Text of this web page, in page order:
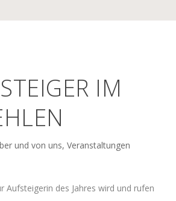
IM
und von uns,Veranstaltungen
Aufsteigerin des Jahres wird und rufen